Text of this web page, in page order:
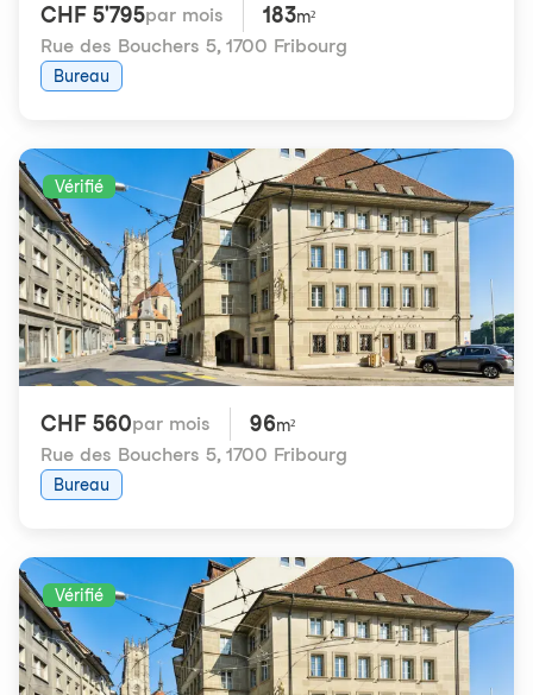
CHF 5'795par mois 183m²
Rue des Bouchers 5, 1700 Fribourg
Bureau
Vérifié
CHF 560par mois 96m²
Rue des Bouchers 5, 1700 Fribourg
Bureau
Vérifié